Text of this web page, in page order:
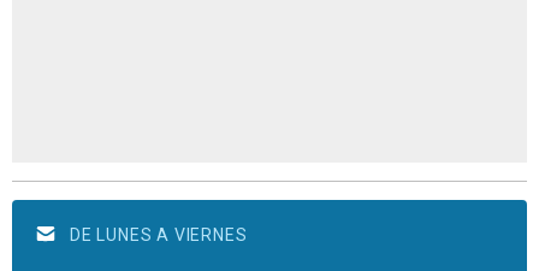
DE LUNES A VIERNES